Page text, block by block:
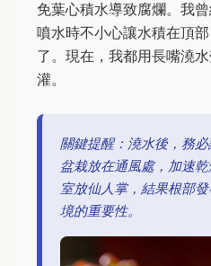
免葉心積水導致腐爛。我
噴水時不小心讓水積在頂
了。現在，我都用長嘴澆
灌。
關鍵提醒：澆水後，務
盆栽放在通風處，加速
室放仙人掌，結果根部
境的重要性。